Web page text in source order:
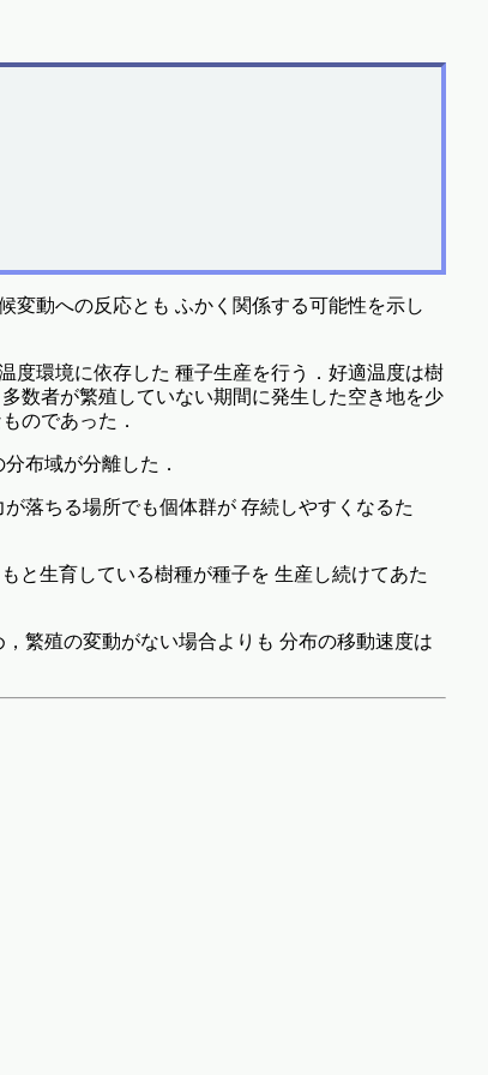
変動への反応とも ふかく関係する可能性を示し
度環境に依存した 種子生産を行う．好適温度は樹
数者が繁殖していない期間に発生した空き地を少
のであった．
布域が分離した．
落ちる場所でも個体群が 存続しやすくなるた
と生育している樹種が種子を 生産し続けてあた
繁殖の変動がない場合よりも 分布の移動速度は